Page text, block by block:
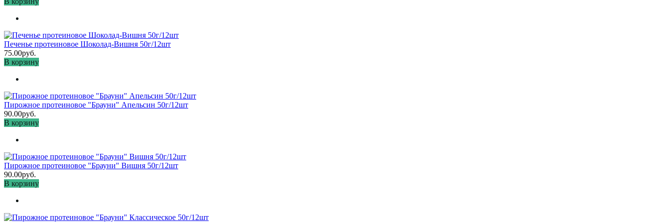
Печенье протеиновое Шоколад-Вишня 50г/12шт
75.00руб.
В корзину
Пирожное протеиновое "Брауни" Апельсин 50г/12шт
90.00руб.
В корзину
Пирожное протеиновое "Брауни" Вишня 50г/12шт
90.00руб.
В корзину